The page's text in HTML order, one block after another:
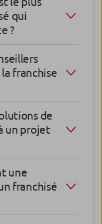
qui
?
franchise
de
un projet
une
franchisé